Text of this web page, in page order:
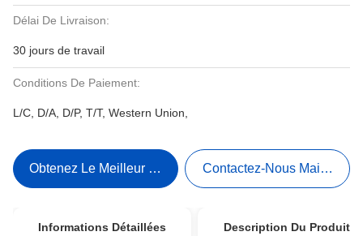
Délai De Livraison:
30 jours de travail
Conditions De Paiement:
L/C, D/A, D/P, T/T, Western Union,
Obtenez Le Meilleur Prix Contactez-Nous Maintenant
Informations Détaillées Description Du Produit